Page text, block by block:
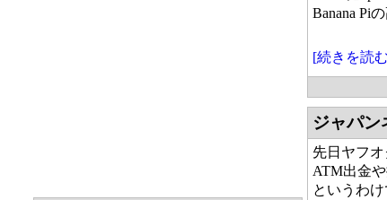
Banana Pi
[続きを読
ジャパン
先日ヤフ
ATM出金
というわけ